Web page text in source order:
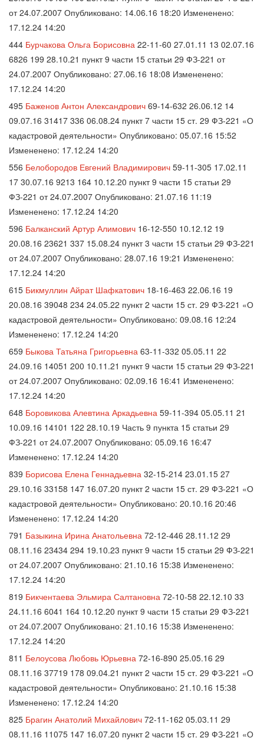
от 24.07.2007 Опубликовано: 14.06.16 18:20 Измененено:
17.12.24 14:20
444 Бурчакова Ольга Борисовна 22-11-60 27.01.11 13 02.07.16
6826 199 28.10.21 пункт 9 части 15 статьи 29 ФЗ-221 от
24.07.2007 Опубликовано: 27.06.16 18:08 Измененено:
17.12.24 14:20
495 Баженов Антон Александрович 69-14-632 26.06.12 14
09.07.16 31417 336 06.08.24 пункт 7 части 15 ст. 29 ФЗ-221 «О
кадастровой деятельности» Опубликовано: 05.07.16 15:52
Измененено: 17.12.24 14:20
556 Белобородов Евгений Владимирович 59-11-305 17.02.11
17 30.07.16 9213 164 10.12.20 пункт 9 части 15 статьи 29
ФЗ-221 от 24.07.2007 Опубликовано: 21.07.16 11:19
Измененено: 17.12.24 14:20
596 Балканский Артур Алимович 16-12-550 10.12.12 19
20.08.16 23621 337 15.08.24 пункт 3 части 15 статьи 29 ФЗ-221
от 24.07.2007 Опубликовано: 28.07.16 19:21 Измененено:
17.12.24 14:20
615 Бикмуллин Айрат Шафкатович 18-16-463 22.06.16 19
20.08.16 39048 234 24.05.22 пункт 2 части 15 ст. 29 ФЗ-221 «О
кадастровой деятельности» Опубликовано: 09.08.16 12:24
Измененено: 17.12.24 14:20
659 Быкова Татьяна Григорьевна 63-11-332 05.05.11 22
24.09.16 14051 200 10.11.21 пункт 9 части 15 статьи 29 ФЗ-221
от 24.07.2007 Опубликовано: 02.09.16 16:41 Измененено:
17.12.24 14:20
648 Боровикова Алевтина Аркадьевна 59-11-394 05.05.11 21
10.09.16 14101 122 28.10.19 Часть 9 пункта 15 статьи 29
ФЗ-221 от 24.07.2007 Опубликовано: 05.09.16 16:47
Измененено: 17.12.24 14:20
839 Борисова Елена Геннадьевна 32-15-214 23.01.15 27
29.10.16 33158 147 16.07.20 пункт 2 части 15 ст. 29 ФЗ-221 «О
кадастровой деятельности» Опубликовано: 20.10.16 20:46
Измененено: 17.12.24 14:20
791 Базыкина Ирина Анатольевна 72-12-446 28.11.12 29
08.11.16 23434 294 19.10.23 пункт 9 части 15 статьи 29 ФЗ-221
от 24.07.2007 Опубликовано: 21.10.16 15:38 Измененено:
17.12.24 14:20
819 Бикчентаева Эльмира Салтановна 72-10-58 22.12.10 33
24.11.16 6041 164 10.12.20 пункт 9 части 15 статьи 29 ФЗ-221
от 24.07.2007 Опубликовано: 21.10.16 15:38 Измененено:
17.12.24 14:20
811 Белоусова Любовь Юрьевна 72-16-890 25.05.16 29
08.11.16 37719 178 09.04.21 пункт 2 части 15 ст. 29 ФЗ-221 «О
кадастровой деятельности» Опубликовано: 21.10.16 15:38
Измененено: 17.12.24 14:20
825 Брагин Анатолий Михайлович 72-11-162 05.03.11 29
08.11.16 11075 147 16.07.20 пункт 2 части 15 ст. 29 ФЗ-221 «О